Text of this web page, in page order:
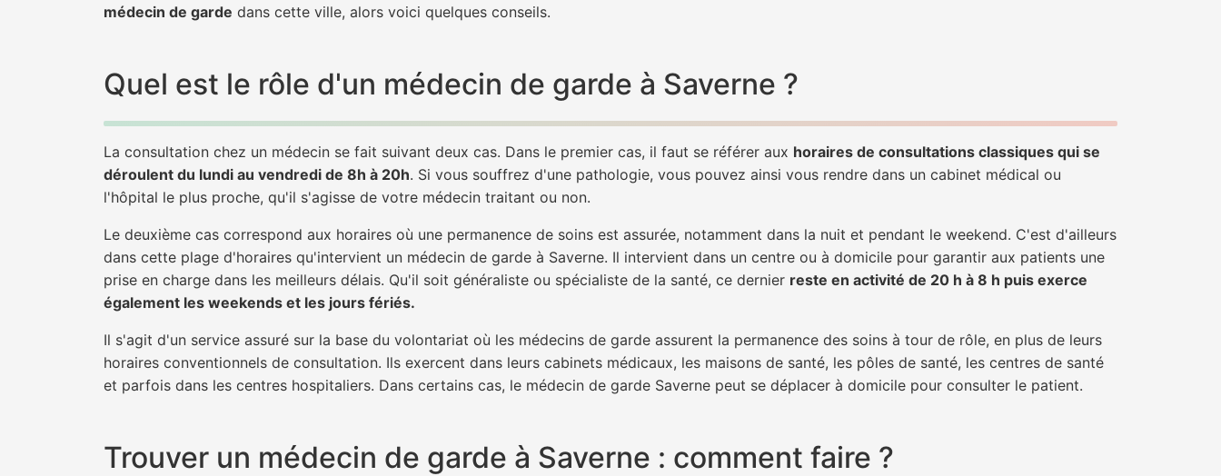
médecin de garde dans cette ville, alors voici quelques conseils.
Quel est le rôle d'un médecin de garde à Saverne ?
La consultation chez un médecin se fait suivant deux cas. Dans le premier cas, il faut se référer aux horaires de consultations classiques qui se
déroulent du lundi au vendredi de 8h à 20h. Si vous souffrez d'une pathologie, vous pouvez ainsi vous rendre dans un cabinet médical ou
l'hôpital le plus proche, qu'il s'agisse de votre médecin traitant ou non.
Le deuxième cas correspond aux horaires où une permanence de soins est assurée, notamment dans la nuit et pendant le weekend. C'est d'ailleurs
dans cette plage d'horaires qu'intervient un médecin de garde à Saverne. Il intervient dans un centre ou à domicile pour garantir aux patients une
prise en charge dans les meilleurs délais. Qu'il soit généraliste ou spécialiste de la santé, ce dernier reste en activité de 20 h à 8 h puis exerce
également les weekends et les jours fériés.
Il s'agit d'un service assuré sur la base du volontariat où les médecins de garde assurent la permanence des soins à tour de rôle, en plus de leurs
horaires conventionnels de consultation. Ils exercent dans leurs cabinets médicaux, les maisons de santé, les pôles de santé, les centres de santé
et parfois dans les centres hospitaliers. Dans certains cas, le médecin de garde Saverne peut se déplacer à domicile pour consulter le patient.
Trouver un médecin de garde à Saverne : comment faire ?